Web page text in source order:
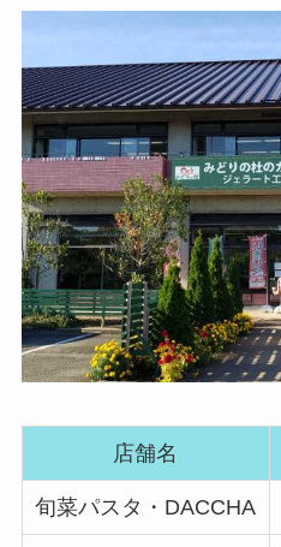
店舗名
旬菜パスタ・DACCHA